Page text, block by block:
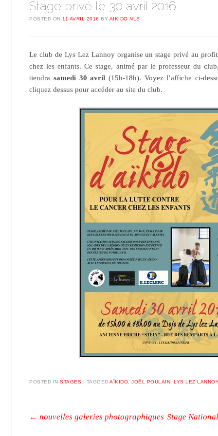
Stage privé le 30 avril 2016
POSTED ON11 AVRIL 2016 BY AIKIDO NLS
Le club de Lys Lez Lannoy organise un stage privé au
chez les enfants. Ce stage, animé par le professeur du
tiendra samedi 30 avril (15h-18h). Voyez l’affiche ci-
cliquez dessus pour accéder au site du club.
POSTED INSTAGES | TAGGEDAÏKIDO ,JOËL POULAIN ,LYS LEZ
Post navigation
← nouvelles galeries photographiques Stage